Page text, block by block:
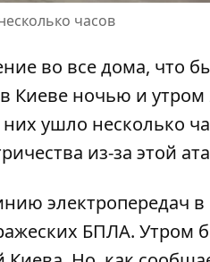
часов
во все дома, что
Киеве ночью и
ушло несколько
из-за этой
электропередач в
БПЛА. Утром